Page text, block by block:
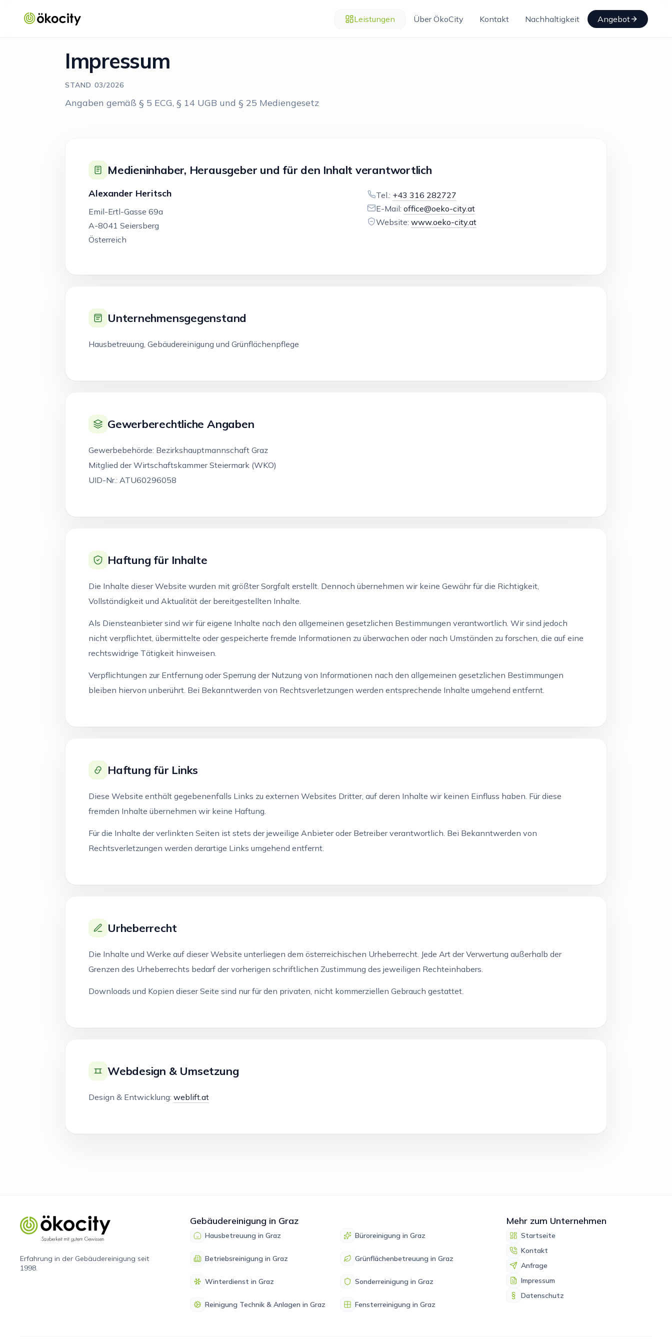
Leistungen Über ÖkoCity Kontakt Nachhaltigkeit Angebot
Impressum
STAND 03/2026
Angaben gemäß § 5 ECG, § 14 UGB und § 25 Mediengesetz
Medieninhaber, Herausgeber und für den Inhalt verantwortlich
Alexander Heritsch
Emil-Ertl-Gasse 69a
A-8041 Seiersberg
Österreich
Tel.: +43 316 282727
E-Mail:office@oeko-city.at
Website:www.oeko-city.at
Unternehmensgegenstand
Hausbetreuung, Gebäudereinigung und Grünflächenpflege
Gewerberechtliche Angaben
Gewerbebehörde: Bezirkshauptmannschaft Graz
Mitglied der Wirtschaftskammer Steiermark (WKO)
UID-Nr.: ATU60296058
Haftung für Inhalte
Die Inhalte dieser Website wurden mit größter Sorgfalt erstellt. Dennoch übernehmen wir keine Gewähr für die Richtigkeit,
Vollständigkeit und Aktualität der bereitgestellten Inhalte.
Als Diensteanbieter sind wir für eigene Inhalte nach den allgemeinen gesetzlichen Bestimmungen verantwortlich. Wir sind jedoch
nicht verpflichtet, übermittelte oder gespeicherte fremde Informationen zu überwachen oder nach Umständen zu forschen, die auf eine
rechtswidrige Tätigkeit hinweisen.
Verpflichtungen zur Entfernung oder Sperrung der Nutzung von Informationen nach den allgemeinen gesetzlichen Bestimmungen
bleiben hiervon unberührt. Bei Bekanntwerden von Rechtsverletzungen werden entsprechende Inhalte umgehend entfernt.
Haftung für Links
Diese Website enthält gegebenenfalls Links zu externen Websites Dritter, auf deren Inhalte wir keinen Einfluss haben. Für diese
fremden Inhalte übernehmen wir keine Haftung.
Für die Inhalte der verlinkten Seiten ist stets der jeweilige Anbieter oder Betreiber verantwortlich. Bei Bekanntwerden von
Rechtsverletzungen werden derartige Links umgehend entfernt.
Urheberrecht
Die Inhalte und Werke auf dieser Website unterliegen dem österreichischen Urheberrecht. Jede Art der Verwertung außerhalb der
Grenzen des Urheberrechts bedarf der vorherigen schriftlichen Zustimmung des jeweiligen Rechteinhabers.
Downloads und Kopien dieser Seite sind nur für den privaten, nicht kommerziellen Gebrauch gestattet.
Webdesign & Umsetzung
Design & Entwicklung: weblift.at
Erfahrung in der Gebäudereinigung seit
1998.
Gebäudereinigung in Graz
Hausbetreuung in Graz Büroreinigung in Graz
Betriebsreinigung in Graz Grünflächenbetreuung in Graz
Winterdienst in Graz Sonderreinigung in Graz
Reinigung Technik & Anlagen in Graz Fensterreinigung in Graz
Mehr zum Unternehmen
Startseite
Kontakt
Anfrage
Impressum
Datenschutz